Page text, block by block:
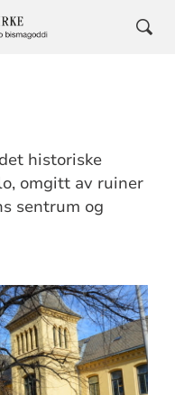
historiske
omgitt av ruiner
sentrum og